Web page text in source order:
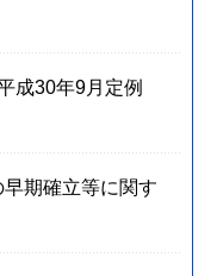
成30年9月定例
期確立等に関す